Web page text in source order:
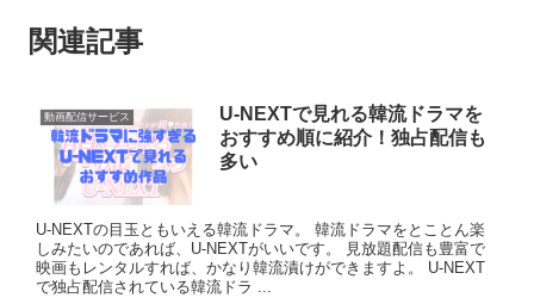
関連記事
動画配信サービス
U-NEXTで見れる韓流ドラマを
おすすめ順に紹介！独占配信も
多い
U-NEXTの目玉ともいえる韓流ドラマ。 韓流ドラマをとことん楽
しみたいのであれば、U-NEXTがいいです。 見放題配信も豊富で
映画もレンタルすれば、かなり韓流漬けができますよ。 U-NEXT
で独占配信されている韓流ドラ ...